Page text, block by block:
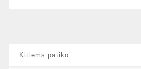
Kitiems patiko